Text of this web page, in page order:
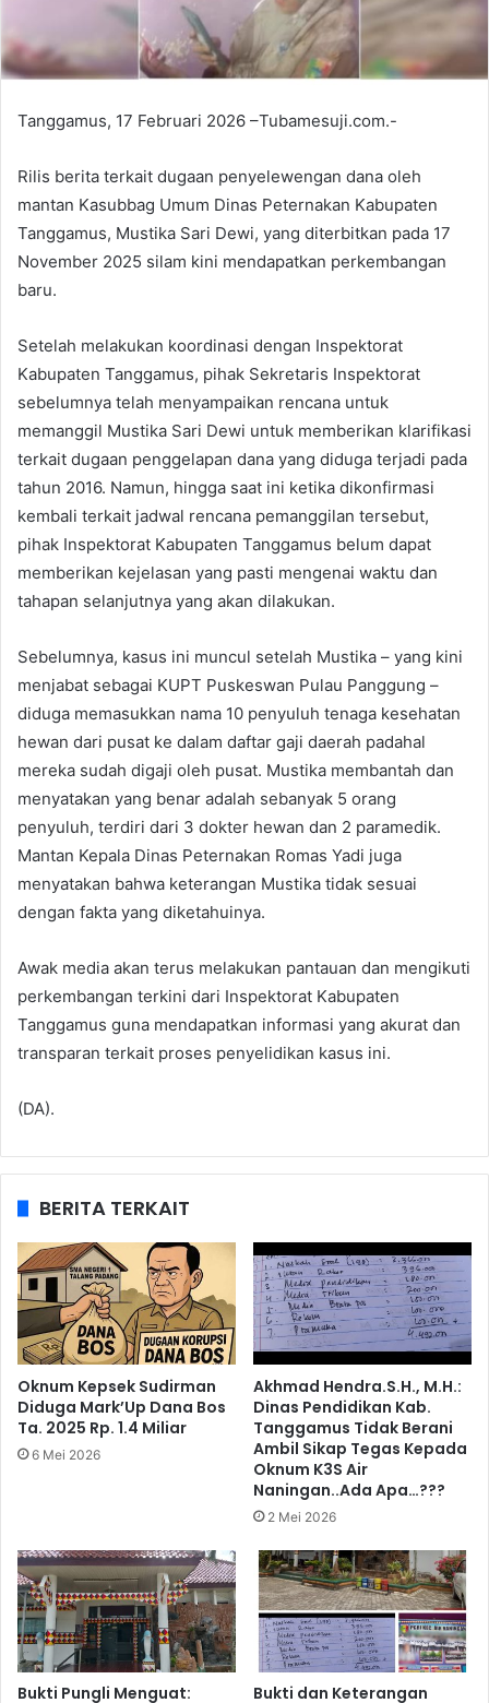
Tanggamus, 17 Februari 2026 –Tubamesuji.com.-
Rilis berita terkait dugaan penyelewengan dana oleh
mantan Kasubbag Umum Dinas Peternakan Kabupaten
Tanggamus, Mustika Sari Dewi, yang diterbitkan pada 17
November 2025 silam kini mendapatkan perkembangan
baru.
Setelah melakukan koordinasi dengan Inspektorat
Kabupaten Tanggamus, pihak Sekretaris Inspektorat
sebelumnya telah menyampaikan rencana untuk
memanggil Mustika Sari Dewi untuk memberikan klarifikasi
terkait dugaan penggelapan dana yang diduga terjadi pada
tahun 2016. Namun, hingga saat ini ketika dikonfirmasi
kembali terkait jadwal rencana pemanggilan tersebut,
pihak Inspektorat Kabupaten Tanggamus belum dapat
memberikan kejelasan yang pasti mengenai waktu dan
tahapan selanjutnya yang akan dilakukan.
Sebelumnya, kasus ini muncul setelah Mustika – yang kini
menjabat sebagai KUPT Puskeswan Pulau Panggung –
diduga memasukkan nama 10 penyuluh tenaga kesehatan
hewan dari pusat ke dalam daftar gaji daerah padahal
mereka sudah digaji oleh pusat. Mustika membantah dan
menyatakan yang benar adalah sebanyak 5 orang
penyuluh, terdiri dari 3 dokter hewan dan 2 paramedik.
Mantan Kepala Dinas Peternakan Romas Yadi juga
menyatakan bahwa keterangan Mustika tidak sesuai
dengan fakta yang diketahuinya.
Awak media akan terus melakukan pantauan dan mengikuti
perkembangan terkini dari Inspektorat Kabupaten
Tanggamus guna mendapatkan informasi yang akurat dan
transparan terkait proses penyelidikan kasus ini.
(DA).
BERITA TERKAIT
Oknum Kepsek Sudirman
Diduga Mark’Up Dana Bos
Ta. 2025 Rp. 1.4 Miliar
6 Mei 2026
Akhmad Hendra.S.H., M.H.:
Dinas Pendidikan Kab.
Tanggamus Tidak Berani
Ambil Sikap Tegas Kepada
Oknum K3S Air
Naningan..Ada Apa…???
2 Mei 2026
Bukti Pungli Menguat: Bukti dan Keterangan